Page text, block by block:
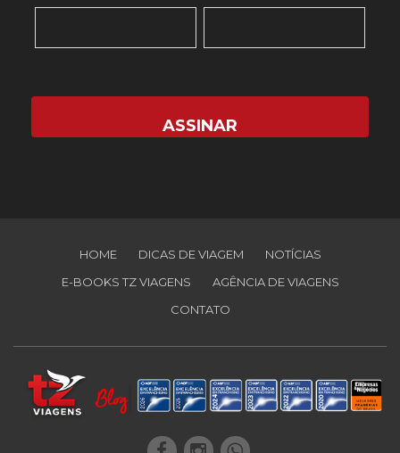
HOME DICAS DE VIAGEM
NOTÍCIAS
E-BOOKS TZ VIAGENS
AGÊNCIA DE VIAGENS
CONTATO